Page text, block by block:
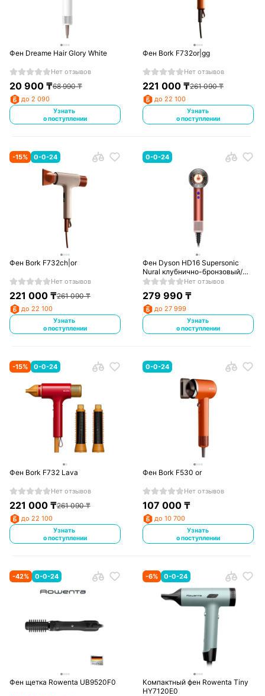
Фен Dreame Hair Glory White
Нет отзывов
20 900₸68 990₸
до 2 090
Узнать
о поступлении
Фен Bork F732or|gg
Нет отзывов
221 000 ₸261 090₸
до 22 100
Узнать
о поступлении
-15% 0-0-24
Фен Bork F732ch|or
Нет отзывов
221 000₸261 090₸
до 22 100
Узнать
о поступлении
0-0-24
Фен Dyson HD16 Supersonic
Nural клубнично-бронзовый/
нежно-розовыйНет отзывов
279 990 ₸
до 27 999
Узнать
о поступлении
-15% 0-0-24
Фен Bork F732 Lava
Нет отзывов
221 000₸261 090₸
до 22 100
Узнать
о поступлении
0-0-24
Фен Bork F530 or
Нет отзывов
107 000 ₸
до 10 700
Узнать
о поступлении
-42% 0-0-24
Фен щетка Rowenta UB9520F0
-6% 0-0-24
Компактный фен Rowenta Tiny
HY7120E0